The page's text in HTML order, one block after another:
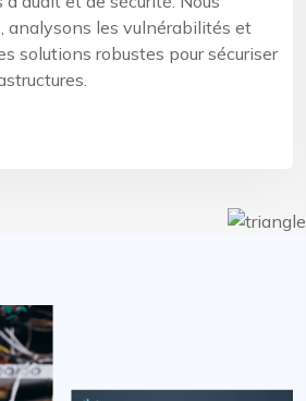
analysons les vulnérabilités et
solutions robustes pour sécuriser